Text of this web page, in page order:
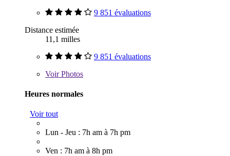
9 851 évaluations
Distance estimée
11,1 milles
9 851 évaluations
VoirPhotos
Heures normales
Voir tout
Lun - Jeu : 7h am à 7h pm
Ven : 7h am à 8h pm